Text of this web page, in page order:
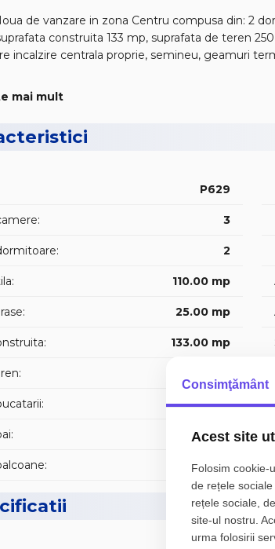
de vanzare in zona Centru compusa din: 2
construita 133 mp, suprafata de teren
incalzire centrala proprie, semineu, geamuri
mai multe detalii contactati-ma telefonic 0756 //
mai mult
P629
3
2
110.00 mp
25.00 mp
133.00 mp
1
2
1
Consimţământ
Acest site
Folosim cookie-
de rețele
rețele sociale,
site-ul nostru.
urma folosirii